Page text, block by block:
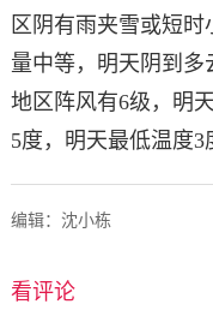
区阴有雨夹雪或短
量中等，明天阴到多
地区阵风有6级，明
5度，明天最低温度3
编辑：沈小栋
看评论